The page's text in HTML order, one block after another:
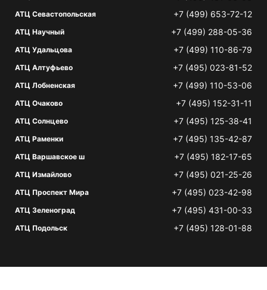
АТЦ Севастопольская +7 (499) 653-72-12
АТЦ Научный +7 (499) 288-05-36
АТЦ Удальцова +7 (499) 110-86-79
АТЦ Алтуфьево +7 (495) 023-81-52
АТЦ Лобненская +7 (499) 110-53-06
АТЦ Очаково +7 (495) 152-31-11
АТЦ Солнцево +7 (495) 125-38-41
АТЦ Раменки +7 (495) 135-42-87
АТЦ Варшавское ш +7 (495) 182-17-65
АТЦ Измайлово +7 (495) 021-25-26
АТЦ Проспект Мира +7 (495) 023-42-98
АТЦ Зеленоград +7 (495) 431-00-33
АТЦ Подольск +7 (495) 128-01-88